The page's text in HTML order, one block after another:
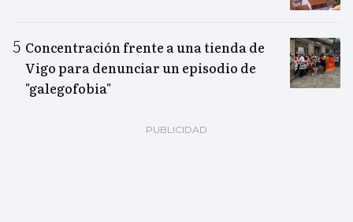
Concentración frente a una tienda de
Vigo para denunciar un episodio de
"galegofobia"